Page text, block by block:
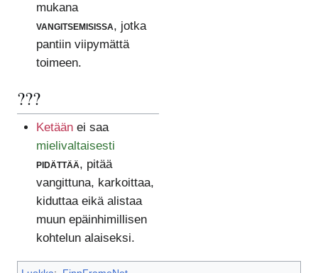
mukana
vangitsemisissa, jotka
pantiin viipymättä
toimeen.
???
Ketäänei saa
mielivaltaisesti
pidättää, pitää
vangittuna, karkoittaa,
kiduttaa eikä alistaa
muun epäinhimillisen
kohtelun alaiseksi.